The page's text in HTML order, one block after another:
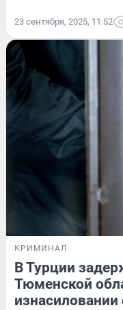
23 сентября, 2025, 11:52
КРИМИНАЛ
В Турции
Тюменской